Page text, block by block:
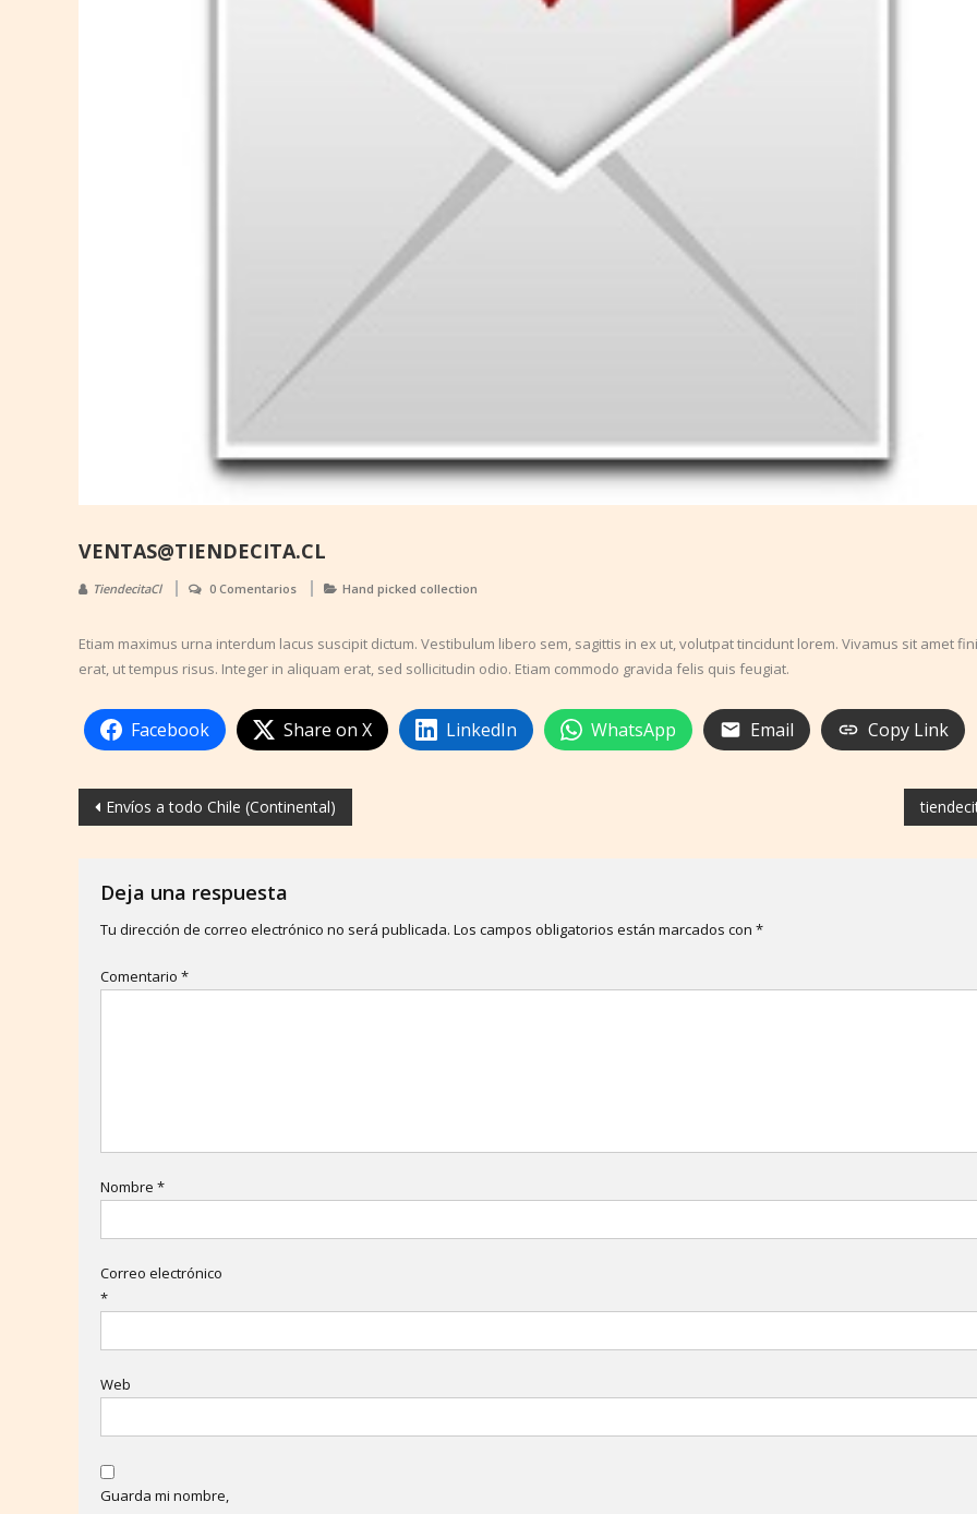
VENTAS@TIENDECITA.CL
TiendecitaCl 0 Comentarios Hand picked collection
Etiam maximus urna interdum lacus suscipit dictum. Vestibulum libero sem, sagittis in ex ut, volutpat tincidunt lorem. Vivamus sit amet
erat, ut tempus risus. Integer in aliquam erat, sed sollicitudin odio. Etiam commodo gravida felis quis feugiat.
Facebook Share on X LinkedIn WhatsApp Email Copy Link
Navegación
entradas
Envíos a todo Chile (Continental)
Deja una respuesta
Tu dirección de correo electrónico no será publicada. Los campos obligatorios están marcados con *
Comentario *
Nombre *
Correo electrónico
*
Web
Guarda mi nombre,